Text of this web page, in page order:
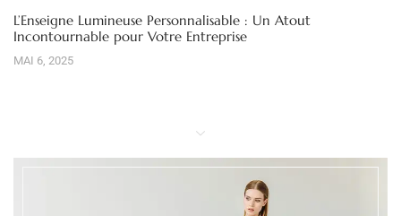
L’Enseigne Lumineuse Personnalisable : Un Atout
Incontournable pour Votre Entreprise
MAI 6, 2025